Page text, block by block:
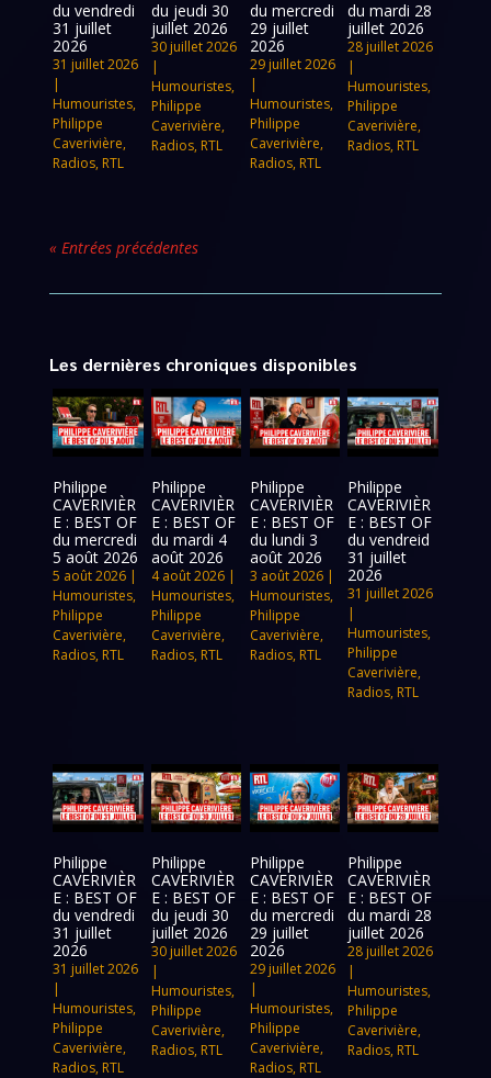
du vendredi
31 juillet
2026
31 juillet 2026
|
Humouristes,
Philippe
Caverivière,
Radios, RTL
du jeudi 30
juillet 2026
30 juillet 2026
|
Humouristes,
Philippe
Caverivière,
Radios, RTL
du mercredi
29 juillet
2026
29 juillet 2026
|
Humouristes,
Philippe
Caverivière,
Radios, RTL
du mardi 28
juillet 2026
28 juillet 2026
|
Humouristes,
Philippe
Caverivière,
Radios, RTL
« Entrées précédentes
Les dernières chroniques disponibles
Philippe
CAVERIVIÈR
E : BEST OF
du mercredi
5 août 2026
5 août 2026 |
Humouristes,
Philippe
Caverivière,
Radios, RTL
Philippe
CAVERIVIÈR
E : BEST OF
du mardi 4
août 2026
4 août 2026|
Humouristes,
Philippe
Caverivière,
Radios, RTL
Philippe
CAVERIVIÈR
E : BEST OF
du lundi 3
août 2026
3 août 2026|
Humouristes,
Philippe
Caverivière,
Radios, RTL
Philippe
CAVERIVIÈR
E : BEST OF
du vendreid
31 juillet
2026
31 juillet 2026
|
Humouristes,
Philippe
Caverivière,
Radios, RTL
Philippe
CAVERIVIÈR
E : BEST OF
du vendredi
31 juillet
2026
31 juillet 2026
|
Humouristes,
Philippe
Caverivière,
Radios, RTL
Philippe
CAVERIVIÈR
E : BEST OF
du jeudi 30
juillet 2026
30 juillet 2026
|
Humouristes,
Philippe
Caverivière,
Radios, RTL
Philippe
CAVERIVIÈR
E : BEST OF
du mercredi
29 juillet
2026
29 juillet 2026
|
Humouristes,
Philippe
Caverivière,
Radios, RTL
Philippe
CAVERIVIÈR
E : BEST OF
du mardi 28
juillet 2026
28 juillet 2026
|
Humouristes,
Philippe
Caverivière,
Radios, RTL